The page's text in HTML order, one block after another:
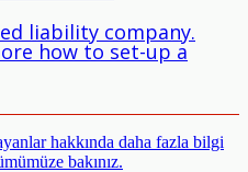
liability company.
how to set-up a
hakkında daha fazla bilgi
bakınız.